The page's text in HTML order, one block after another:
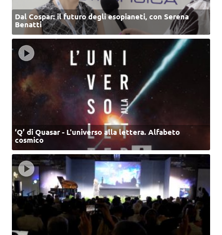
Dal Cospar: il futuro degli esopianeti, con Serena
Benatti
‘Q’ di Quasar - L'universo alla lettera. Alfabeto
cosmico